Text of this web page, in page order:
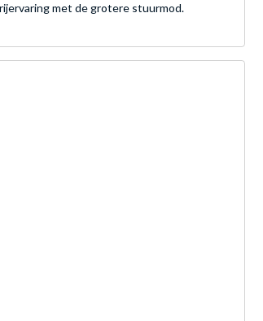
met de grotere stuurmod.